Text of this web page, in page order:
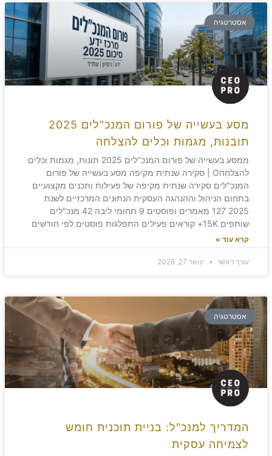
אסטרטגיה
מסע בעשייה של פורום המנכ"לים 2025
תובנות, מגמות וכלים להצלחה
ממסע בעשייה של פורום המנכ"לים 2025 תונות, מגמות וכלים
להצלחהO | סקירה שנתית מקיפה מסע בעשייה של פורום
המנכ"לים סקירה שנתית מקיפה של פעילות ותכנים מקצועיים
בתחום הניהול וההנהגה העסקית הנתונים המרכזיים לשנת
2025 127 מאמרים ופוסטים 9 תחומי ליבה 42 מנכ"לים
שותפים 15K+ קוראים פעילים התפלגות פוסטים לפי חודשים
קרא עוד »
עורך ראשי ינואר 27, 2026
אסטרטגיה
המדריך למנכ"ל: בניית תוכנית חומש
לצמיחה עסקית